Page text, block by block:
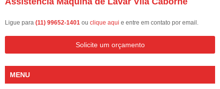
Ligue para (11) 99652-1401 ou clique aqui e entre em contato por email.
Solicite um orçamento
MENU